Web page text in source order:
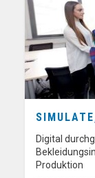
Digital
Produktion